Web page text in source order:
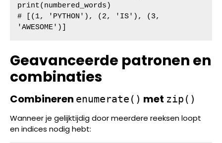
print(numbered_words)
# [(1, 'PYTHON'), (2, 'IS'), (3,
'AWESOME')]
Geavanceerde patronen en
combinaties
Combineren enumerate() met zip()
Wanneer je gelijktijdig door meerdere reeksen loopt
en indices nodig hebt: